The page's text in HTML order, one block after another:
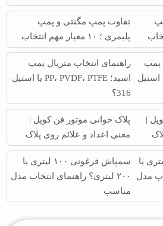
تفاوت پمپ مگنتی و پمپ
پلیمری ؛ ۱۰ معیار مهم انتخاب
راهنمای انتخاب متریال پمپ
اسید؛ PP، PVDF، PTFE یا استیل
316؟
پلاک خوانی موتور فن کویل |
معنی اعداد و علائم روی پلاک
سمپاش فرغونی ۱۰۰ لیتری یا
۲۰۰ لیتری؟ راهنمای انتخاب مدل
مناسب